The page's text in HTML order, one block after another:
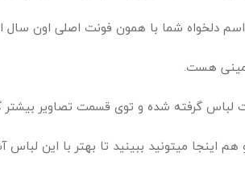
هست.
لباس گرفته شده و توی قسمت تصاویر بیشتر
میتونید ببینید تا بهتر با این لباس